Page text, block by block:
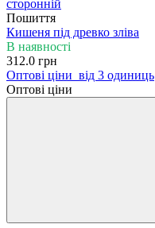
сторонній
Пошиття
Кишеня під древко зліва
В наявності
312.0 грн
Оптові ціни від 3 одиниць
Оптові ціни